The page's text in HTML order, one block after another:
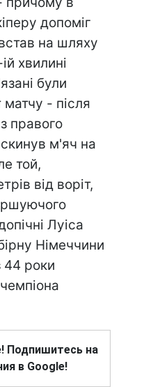
допоміг
на шляху
хвилині
були
матчу - після
правого
м'яч на
той,
від воріт,
Луіса
Німеччини
44 роки
Подпишитесь на
в Google!